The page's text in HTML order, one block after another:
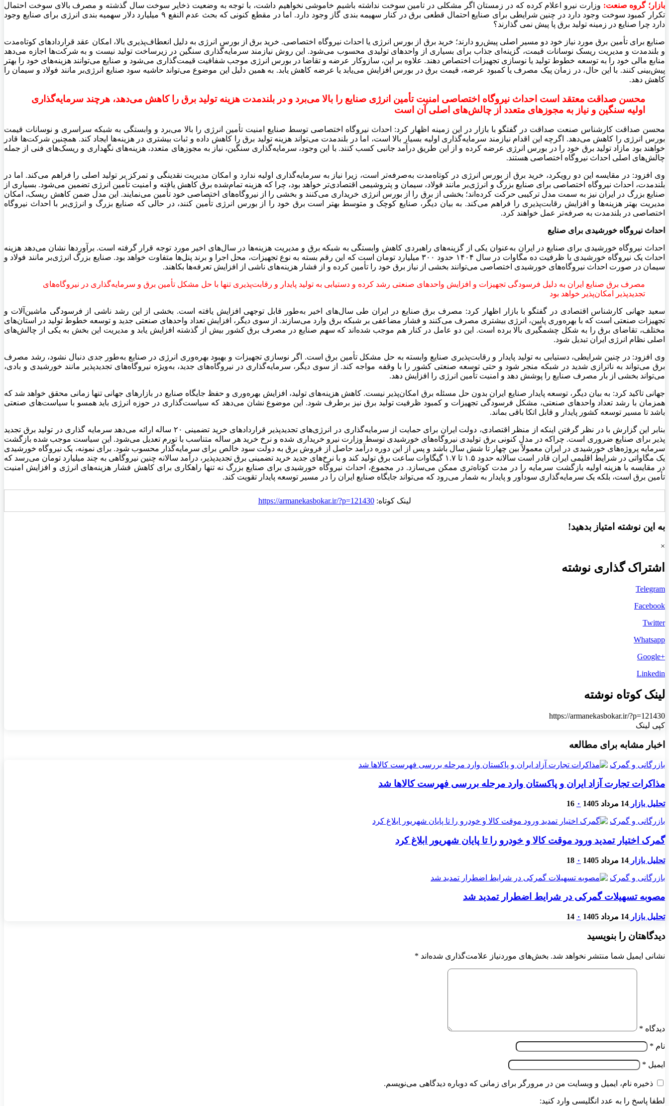
بازار؛ گروه صنعت: وزارت نیرو اعلام کرده که در زمستان اگر مشکلی در تامین سوخت نداشته باشیم خاموشی نخواهیم داشت، با توجه به وضعیت ذخایر سوخت سال گذشته و مصرف بالای سوخت احتمال
تکرار کمبود سوخت وجود دارد در چنین شرایطی برای صنایع احتمال قطعی برق در کنار سهیمه بندی گاز وجود دارد. اما در مقطع کنونی که بحث عدم النفع ۹ میلیارد دلار سهمیه بندی انرژی برای صنایع وجود
دارد چرا صنایع در زمینه تولید برق پا پیش نمی گذارند؟
صنایع برای تأمین برق مورد نیاز خود دو مسیر اصلی پیش‌رو دارند؛ خرید برق از بورس انرژی یا احداث نیروگاه اختصاصی. خرید برق از بورس انرژی به دلیل انعطاف‌پذیری بالا، امکان عقد قراردادهای کوتاه‌مدت
و بلندمدت و مدیریت ریسک نوسانات قیمت، گزینه‌ای جذاب برای بسیاری از واحدهای تولیدی محسوب می‌شود. این روش نیازمند سرمایه‌گذاری سنگین در زیرساخت تولید نیست و به شرکت‌ها اجازه می‌دهد
منابع مالی خود را به توسعه خطوط تولید یا نوسازی تجهیزات اختصاص دهند. علاوه بر این، سازوکار عرضه و تقاضا در بورس انرژی موجب شفافیت قیمت‌گذاری می‌شود و صنایع می‌توانند هزینه‌های خود را بهتر
پیش‌بینی کنند. با این حال، در زمان پیک مصرف یا کمبود عرضه، قیمت برق در بورس افزایش می‌یابد یا عرضه کاهش یابد. به همین دلیل این موضوع می‌تواند حاشیه سود صنایع انرژی‌بر مانند فولاد و سیمان را
کاهش دهد.
محسن صداقت معتقد است احداث نیروگاه اختصاصی امنیت تأمین انرژی صنایع را بالا می‌برد و در بلندمدت هزینه تولید برق را کاهش می‌دهد، هرچند سرمایه‌گذاری
اولیه سنگین و نیاز به مجوزهای متعدد از چالش‌های اصلی آن است
محسن صداقت کارشناس صنعت صداقت در گفتگو با بازار در این زمینه اظهار کرد: احداث نیروگاه اختصاصی توسط صنایع امنیت تأمین انرژی را بالا می‌برد و وابستگی به شبکه سراسری و نوسانات قیمت
بورس انرژی را کاهش می‌دهد. اگرچه این اقدام نیازمند سرمایه‌گذاری اولیه بسیار بالا است، اما در بلندمدت می‌تواند هزینه تولید برق را کاهش داده و ثبات بیشتری در هزینه‌ها ایجاد کند. همچنین شرکت‌ها قادر
خواهند بود مازاد تولید برق خود را در بورس انرژی عرضه کرده و از این طریق درآمد جانبی کسب کنند. با این وجود، سرمایه‌گذاری سنگین، نیاز به مجوزهای متعدد، هزینه‌های نگهداری و ریسک‌های فنی از جمله
چالش‌های اصلی احداث نیروگاه اختصاصی هستند.
وی افزود: در مقایسه این دو رویکرد، خرید برق از بورس انرژی در کوتاه‌مدت به‌صرفه‌تر است، زیرا نیاز به سرمایه‌گذاری اولیه ندارد و امکان مدیریت نقدینگی و تمرکز بر تولید اصلی را فراهم می‌کند. اما در
بلندمدت، احداث نیروگاه اختصاصی برای صنایع بزرگ و انرژی‌بر مانند فولاد، سیمان و پتروشیمی اقتصادی‌تر خواهد بود، چرا که هزینه تمام‌شده برق کاهش یافته و امنیت تأمین انرژی تضمین می‌شود. بسیاری از
صنایع بزرگ در ایران نیز به سمت مدل ترکیبی حرکت کرده‌اند؛ بخشی از برق را از بورس انرژی خریداری می‌کنند و بخشی را از نیروگاه‌های اختصاصی خود تأمین می‌نمایند. این مدل ضمن کاهش ریسک، امکان
مدیریت بهتر هزینه‌ها و افزایش رقابت‌پذیری را فراهم می‌کند. به بیان دیگر، صنایع کوچک و متوسط بهتر است برق خود را از بورس انرژی تأمین کنند، در حالی که صنایع بزرگ و انرژی‌بر با احداث نیروگاه
اختصاصی در بلندمدت به صرفه‌تر عمل خواهند کرد.
احداث نیروگاه خورشیدی برای صنایع
احداث نیروگاه خورشیدی برای صنایع در ایران به‌عنوان یکی از گزینه‌های راهبردی کاهش وابستگی به شبکه برق و مدیریت هزینه‌ها در سال‌های اخیر مورد توجه قرار گرفته است. برآوردها نشان می‌دهد هزینه
احداث یک نیروگاه خورشیدی با ظرفیت ده مگاوات در سال ۱۴۰۴ حدود ۳۰۰ میلیارد تومان است که این رقم بسته به نوع تجهیزات، محل اجرا و برند پنل‌ها متفاوت خواهد بود. صنایع بزرگ انرژی‌بر مانند فولاد و
سیمان در صورت احداث نیروگاه‌های خورشیدی اختصاصی می‌توانند بخشی از نیاز برق خود را تأمین کرده و از فشار هزینه‌های ناشی از افزایش تعرفه‌ها بکاهند.
مصرف برق صنایع ایران به دلیل فرسودگی تجهیزات و افزایش واحدهای صنعتی رشد کرده و دستیابی به تولید پایدار و رقابت‌پذیری تنها با حل مشکل تأمین برق و سرمایه‌گذاری در نیروگاه‌های
تجدیدپذیر امکان‌پذیر خواهد بود
سعید جهانی کارشناس اقتصادی در گفتگو با بازار اظهار کرد: مصرف برق صنایع در ایران طی سال‌های اخیر به‌طور قابل توجهی افزایش یافته است. بخشی از این رشد ناشی از فرسودگی ماشین‌آلات و
تجهیزات صنعتی است که با بهره‌وری پایین، انرژی بیشتری مصرف می‌کنند و فشار مضاعفی بر شبکه برق وارد می‌سازند. از سوی دیگر، افزایش تعداد واحدهای صنعتی جدید و توسعه خطوط تولید در استان‌های
مختلف، تقاضای برق را به شکل چشمگیری بالا برده است. این دو عامل در کنار هم موجب شده‌اند که سهم صنایع در مصرف برق کشور بیش از گذشته افزایش یابد و مدیریت این بخش به یکی از چالش‌های
اصلی نظام انرژی ایران تبدیل شود.
وی افزود: در چنین شرایطی، دستیابی به تولید پایدار و رقابت‌پذیری صنایع وابسته به حل مشکل تأمین برق است. اگر نوسازی تجهیزات و بهبود بهره‌وری انرژی در صنایع به‌طور جدی دنبال نشود، رشد مصرف
برق می‌تواند به ناترازی شدید در شبکه منجر شود و حتی توسعه صنعتی کشور را با وقفه مواجه کند. از سوی دیگر، سرمایه‌گذاری در نیروگاه‌های جدید، به‌ویژه نیروگاه‌های تجدیدپذیر مانند خورشیدی و بادی،
می‌تواند بخشی از بار مصرف صنایع را پوشش دهد و امنیت تأمین انرژی را افزایش دهد.
جهانی تاکید کرد: به بیان دیگر، توسعه پایدار صنایع ایران بدون حل مسئله برق امکان‌پذیر نیست. کاهش هزینه‌های تولید، افزایش بهره‌وری و حفظ جایگاه صنایع در بازارهای جهانی تنها زمانی محقق خواهد شد که
همزمان با رشد تعداد واحدهای صنعتی، مشکل فرسودگی تجهیزات و کمبود ظرفیت تولید برق نیز برطرف شود. این موضوع نشان می‌دهد که سیاست‌گذاری در حوزه انرژی باید همسو با سیاست‌های صنعتی
باشد تا مسیر توسعه کشور پایدار و قابل اتکا باقی بماند.
بنابر این گزارش با در نظر گرفتن اینکه از منظر اقتصادی، دولت ایران برای حمایت از سرمایه‌گذاری در انرژی‌های تجدیدپذیر قراردادهای خرید تضمینی ۲۰ ساله ارائه می‌دهد سرمایه گذاری در تولید برق تجدید
پذیر برای صنایع ضروری است. چراکه در مدل کنونی برق تولیدی نیروگاه‌های خورشیدی توسط وزارت نیرو خریداری شده و نرخ خرید هر ساله متناسب با تورم تعدیل می‌شود. این سیاست موجب شده بازگشت
سرمایه پروژه‌های خورشیدی در ایران معمولاً بین چهار تا شش سال باشد و پس از این دوره درآمد حاصل از فروش برق به دولت سود خالص برای سرمایه‌گذار محسوب شود. برای نمونه، یک نیروگاه خورشیدی
یک مگاواتی در شرایط اقلیمی ایران قادر است سالانه حدود ۱.۵ تا ۱.۷ گیگاوات ساعت برق تولید کند و با نرخ‌های جدید خرید تضمینی برق تجدیدپذیر، درآمد سالانه چنین نیروگاهی به چند میلیارد تومان می‌رسد که
در مقایسه با هزینه اولیه بازگشت سرمایه را در مدت کوتاه‌تری ممکن می‌سازد. در مجموع، احداث نیروگاه خورشیدی برای صنایع بزرگ نه تنها راهکاری برای کاهش فشار هزینه‌های انرژی و افزایش امنیت
تأمین برق است، بلکه یک سرمایه‌گذاری سودآور و پایدار به شمار می‌رود که می‌تواند جایگاه صنایع ایران را در مسیر توسعه پایدار تقویت کند.
لینک کوتاه:https://armanekasbokar.ir/?p=121430
به این نوشته امتیاز بدهید!
×
اشتراک گذاری نوشته
Telegram
Facebook
Twitter
Whatsapp
+Google
Linkedin
لینک کوتاه نوشته
https://armanekasbokar.ir/?p=121430
کپی لینک
اخبار مشابه برای مطالعه
بازرگانی و گمرک
مذاکرات تجارت آزاد ایران و پاکستان وارد مرحله بررسی فهرست کالاها شد
تحلیل بازار 14 مرداد 1405 ۰ 16
بازرگانی و گمرک
گمرک اختیار تمدید ورود موقت کالا و خودرو را تا پایان شهریور ابلاغ کرد
تحلیل بازار 14 مرداد 1405 ۰ 18
بازرگانی و گمرک
مصوبه تسهیلات گمرکی در شرایط اضطرار تمدید شد
تحلیل بازار 14 مرداد 1405 ۰ 14
دیدگاهتان را بنویسید
نشانی ایمیل شما منتشر نخواهد شد. بخش‌های موردنیاز علامت‌گذاری شده‌اند *
دیدگاه *
نام *
ایمیل *
ذخیره نام، ایمیل و وبسایت من در مرورگر برای زمانی که دوباره دیدگاهی می‌نویسم.
لطفا پاسخ را به عدد انگلیسی وارد کنید: